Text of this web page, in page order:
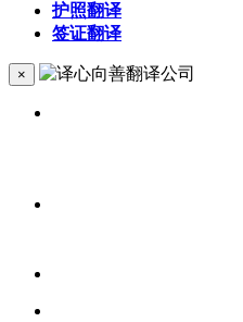
护照翻译
签证翻译
×